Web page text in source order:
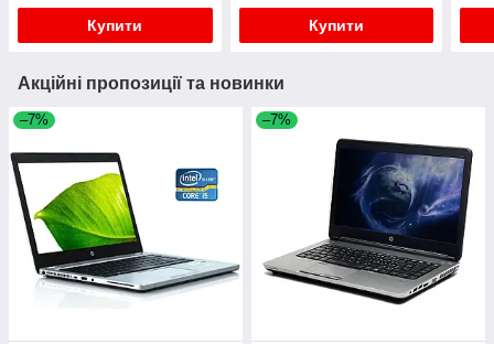
Купити Купити
Акційні пропозиції та новинки
–7% –7%